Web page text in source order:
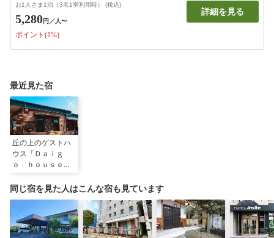
お1人さま1泊（3名1室利用時） (税込)
5,280円 ／人〜
ポイント(1%)
詳細を見る
最近見た宿
丘の上のゲストハ
ウス「Ｄａｉｇ
ｏ ｈｏｕｓｅ」
同じ宿を見た人はこんな宿も見ています